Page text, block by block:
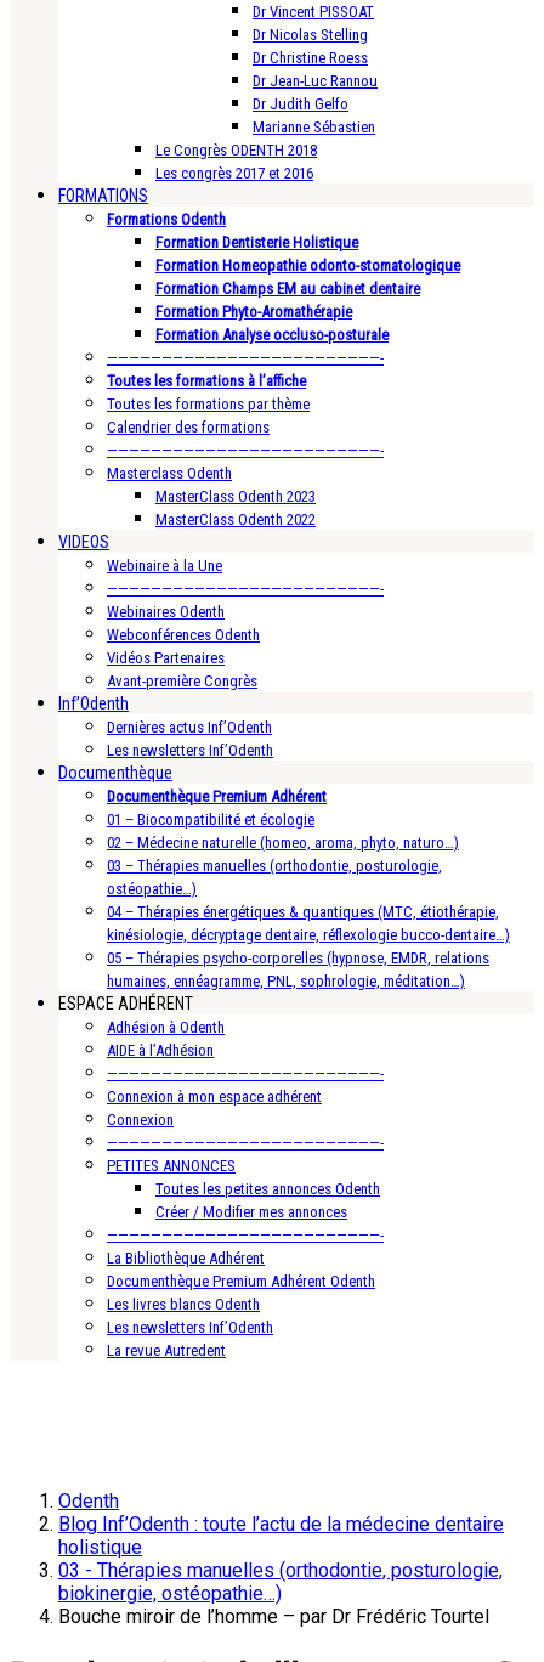
Dr Vincent PISSOAT
Dr Nicolas Stelling
Dr Christine Roess
Dr Jean-Luc Rannou
Dr Judith Gelfo
Marianne Sébastien
Le Congrès ODENTH 2018
Les congrès 2017 et 2016
FORMATIONS
Formations Odenth
Formation Dentisterie Holistique
Formation Homeopathie odonto-stomatologique
Formation Champs EM au cabinet dentaire
Formation Phyto-Aromathérapie
Formation Analyse occluso-posturale
—————————————————————————-
Toutes les formations à l’affiche
Toutes les formations par thème
Calendrier des formations
—————————————————————————-
Masterclass Odenth
MasterClass Odenth 2023
MasterClass Odenth 2022
VIDEOS
Webinaire à la Une
—————————————————————————-
Webinaires Odenth
Webconférences Odenth
Vidéos Partenaires
Avant-première Congrès
Inf’Odenth
Dernières actus Inf’Odenth
Les newsletters Inf’Odenth
Documenthèque
Documenthèque Premium Adhérent
01 – Biocompatibilité et écologie
02 – Médecine naturelle (homeo, aroma, phyto, naturo…)
03 – Thérapies manuelles (orthodontie, posturologie,
ostéopathie…)
04 – Thérapies énergétiques & quantiques (MTC, étiothérapie,
kinésiologie, décryptage dentaire, réflexologie bucco-dentaire…)
05 – Thérapies psycho-corporelles (hypnose, EMDR, relations
humaines, ennéagramme, PNL, sophrologie, méditation…)
ESPACE ADHÉRENT
Adhésion à Odenth
AIDE à l’Adhésion
—————————————————————————-
Connexion à mon espace adhérent
Connexion
—————————————————————————-
PETITES ANNONCES
Toutes les petites annonces Odenth
Créer / Modifier mes annonces
—————————————————————————-
La Bibliothèque Adhérent
Documenthèque Premium Adhérent Odenth
Les livres blancs Odenth
Les newsletters Inf’Odenth
La revue Autredent
Odenth
Blog Inf’Odenth : toute l’actu de la médecine dentaire
holistique
03 - Thérapies manuelles (orthodontie, posturologie,
biokinergie, ostéopathie…)
Bouche miroir de l’homme – par Dr Frédéric Tourtel